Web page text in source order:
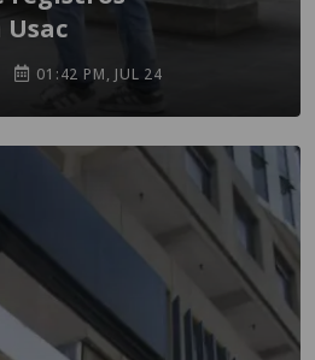
Usac
01:42 PM, JUL 24